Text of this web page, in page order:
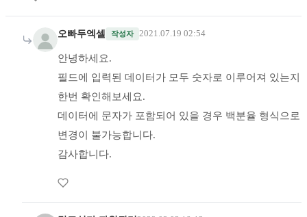
오빠두엑셀 작성자 2021.07.19 02:54
안녕하세요.
필드에 입력된 데이터가 모두 숫자로 이루어져 있는지
한번 확인해보세요.
데이터에 문자가 포함되어 있을 경우 백분율 형식으로
변경이 불가능합니다.
감사합니다.